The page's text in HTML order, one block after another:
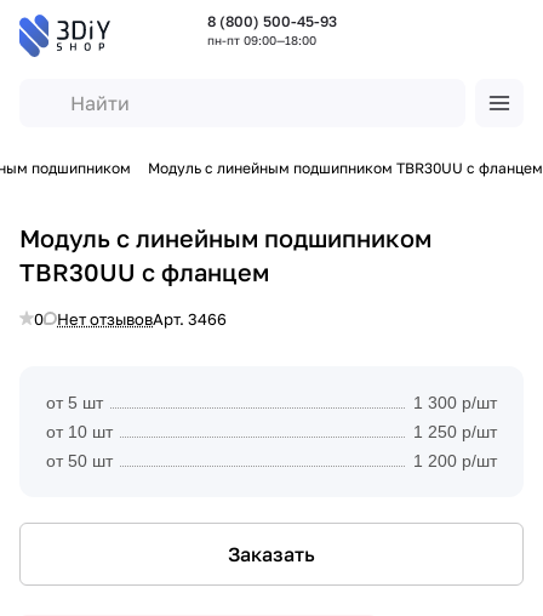
8 (800) 500-45-93
пн-пт 09:00—18:00
подшипником Модуль с линейным подшипником TBR30UU с фланцем
Модуль с линейным подшипником
TBR30UU с фланцем
0 Нет отзывовАрт. 3466
от 5 шт
1 300 р/шт
от 10 шт
1 250 р/шт
от 50 шт
1 200 р/шт
Заказать